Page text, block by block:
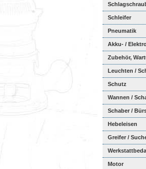
Ratschenschra...
Schleifer
Pneumatik
Akku- /
Zubehör,
Leuchten /
Schutz
Wannen /
Schaber /
Hebeleisen
Greifer /
Motor